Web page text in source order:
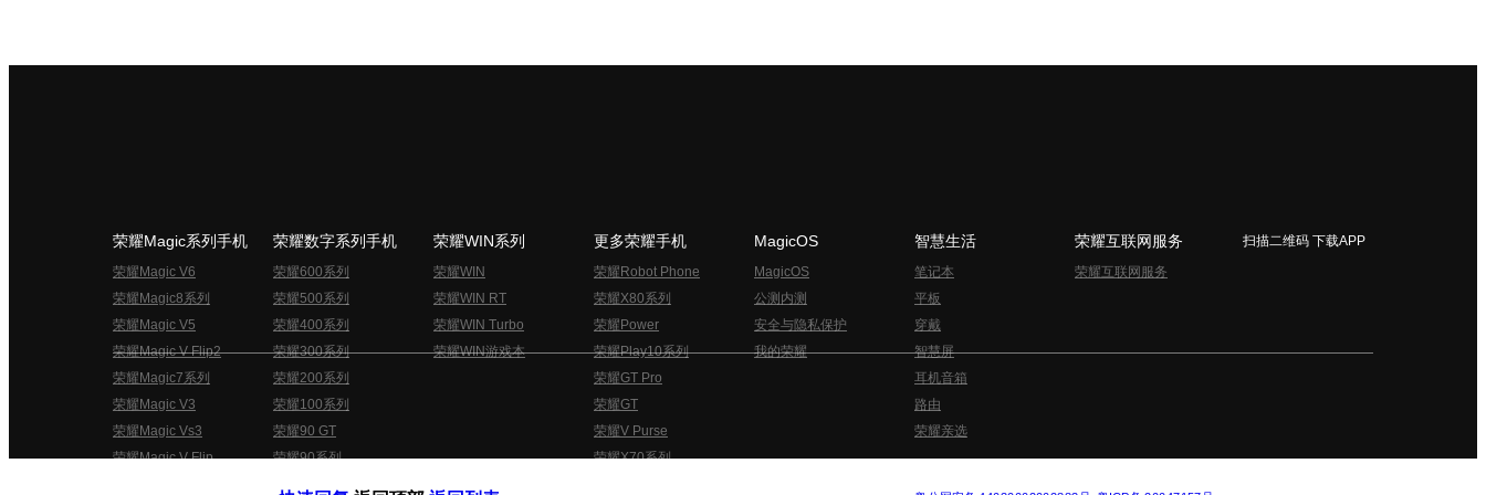
荣耀Magic系列手机
荣耀Magic V6
荣耀Magic8系列
荣耀Magic V5
荣耀Magic V Flip2
荣耀Magic7系列
荣耀Magic V3
荣耀Magic Vs3
荣耀Magic V Flip
荣耀数字系列手机
荣耀600系列
荣耀500系列
荣耀400系列
荣耀300系列
荣耀200系列
荣耀100系列
荣耀90 GT
荣耀90系列
荣耀WIN系列
荣耀WIN
荣耀WIN RT
荣耀WIN Turbo
荣耀WIN游戏本
更多荣耀手机
荣耀Robot Phone
荣耀X80系列
荣耀Power
荣耀Play10系列
荣耀GT Pro
荣耀GT
荣耀V Purse
荣耀X70系列
MagicOS
MagicOS
公测内测
安全与隐私保护
我的荣耀
智慧生活
笔记本
平板
穿戴
智慧屏
耳机音箱
路由
荣耀亲选
荣耀互联网服务
荣耀互联网服务
扫描二维码 下载APP